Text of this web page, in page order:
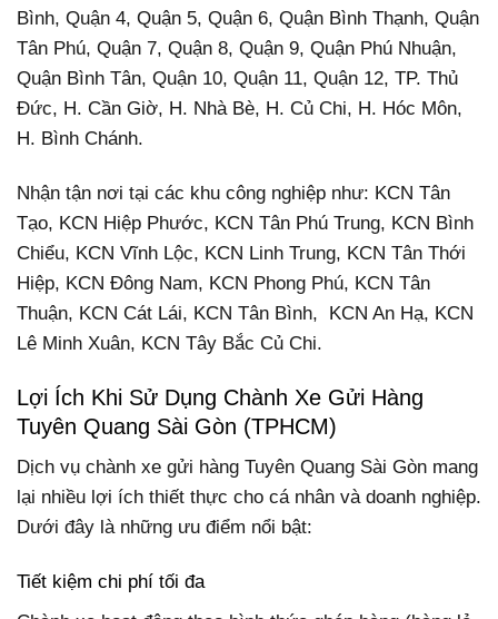
Bình, Quận 4, Quận 5, Quận 6, Quận Bình Thạnh, Quận
Tân Phú, Quận 7, Quận 8, Quận 9, Quận Phú Nhuận,
Quận Bình Tân, Quận 10, Quận 11, Quận 12, TP. Thủ
Đức, H. Cần Giờ, H. Nhà Bè, H. Củ Chi, H. Hóc Môn,
H. Bình Chánh.
Nhận tận nơi tại các khu công nghiệp như: KCN Tân
Tạo, KCN Hiệp Phước, KCN Tân Phú Trung, KCN Bình
Chiểu, KCN Vĩnh Lộc, KCN Linh Trung, KCN Tân Thới
Hiệp, KCN Đông Nam, KCN Phong Phú, KCN Tân
Thuận, KCN Cát Lái, KCN Tân Bình, KCN An Hạ, KCN
Lê Minh Xuân, KCN Tây Bắc Củ Chi.
Lợi Ích Khi Sử Dụng Chành Xe Gửi Hàng
Tuyên Quang Sài Gòn (TPHCM)
Dịch vụ chành xe gửi hàng Tuyên Quang Sài Gòn mang
lại nhiều lợi ích thiết thực cho cá nhân và doanh nghiệp.
Dưới đây là những ưu điểm nổi bật:
Tiết kiệm chi phí tối đa